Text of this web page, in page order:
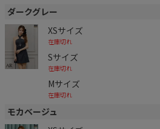
ダークグレー
XSサイズ
在庫切れ
Sサイズ
在庫切れ
Mサイズ
在庫切れ
モカベージュ